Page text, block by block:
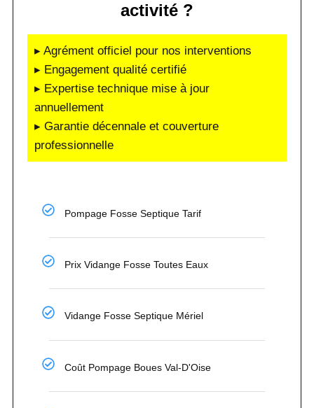
activité ?
▸ Agrément officiel pour nos interventions
▸ Engagement qualité certifié
▸ Expertise technique mise à jour
annuellement
▸ Garantie décennale et couverture
professionnelle
Pompage Fosse Septique Tarif
Prix Vidange Fosse Toutes Eaux
Vidange Fosse Septique Mériel
Coût Pompage Boues Val-D'Oise